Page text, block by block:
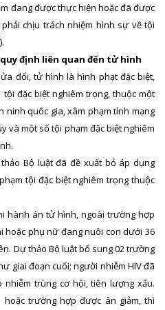
đang được thực hiện hoặc đã được
chịu trách nhiệm hình sự về tội
định liên quan đến tử hình
đổi, tử hình là hình phạt đặc biệt,
đặc biệt nghiêm trọng, thuộc một
ninh quốc gia, xâm phạm tính mạng
và một số tội phạm đặc biệt nghiêm
Bộ luật đã đề xuất bỏ áp dụng
tội đặc biệt nghiêm trọng thuộc
hành án tử hình, ngoài trường hợp
phụ nữ đang nuôi con dưới 36
Dự thảo Bộ luật bổ sung 02 trường
giai đoạn cuối; người nhiễm HIV đã
nhiễm trùng cơ hội, tiên lượng xấu.
trường hợp được ân giảm, thì